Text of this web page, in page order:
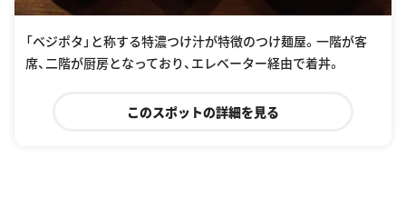
「ベジポタ」と称する特濃つけ汁が特徴のつけ麺屋。一階が客
席、二階が厨房となっており、エレベーター経由で着丼。
このスポットの詳細を見る